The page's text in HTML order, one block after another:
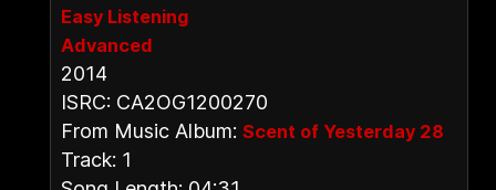
Easy Listening
Advanced
2014
ISRC: CA2OG1200270
From Music Album: Scent of Yesterday 28
Track: 1